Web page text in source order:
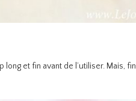
et fin avant de l’utiliser. Mais,